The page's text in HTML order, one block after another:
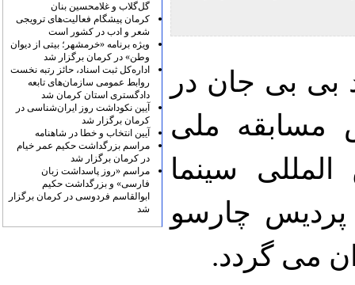
بی بی جان در
در بخش مسابقه ملی
سینما
پردیس چارسو
گل‌گلاب و غلامحسین بنان
کرمان پیشگام فعالیت‌های ترویجی
شعر و ادب در کشور است
ویژه برنامه «خرمشهر؛ بیتی از دیوان
وطن» در کرمان برگزار شد
اداره‌کل ثبت اسناد، حائز رتبه نخست
روابط عمومی سازمان‌های تابعه
دادگستری استان کرمان شد
آیین نکوداشت روز ایران‌شناسی در
کرمان برگزار شد
آیین انتخاب و خطا در شاهنامه
مراسم بزرگداشت حکیم عمر خیام
در کرمان برگزار شد
مراسم «روز پاسداشت زبان
فارسی» و بزرگداشت حکیم
ابوالقاسم فردوسی در کرمان برگزار
شد